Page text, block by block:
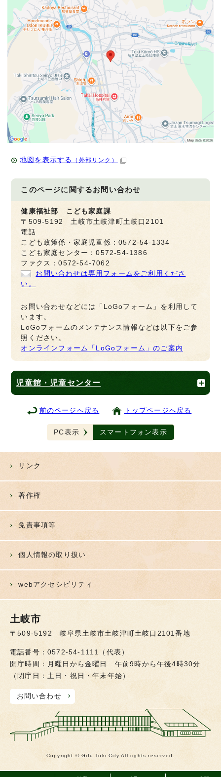
地図を表示する （外部リンク）
このページに関するお問い合わせ
健康福祉部 こども家庭課
〒509-5192 土岐市土岐津町土岐口2101
電話
こども政策係・家庭児童係：0572-54-1334
こども家庭センター：0572-54-1386
ファクス：0572-54-7062
お問い合わせは専用フォームをご利用くださ
い。
お問い合わせなどには「LoGoフォーム」を利用して
います。
LoGoフォームのメンテナンス情報などは以下をご参
照ください。
オンラインフォーム「LoGoフォーム」のご案内
児童館・児童センター
前のページへ戻る トップページへ戻る
PC表示 スマートフォン表示
リンク
著作権
免責事項等
個人情報の取り扱い
webアクセシビリティ
土岐市
〒509-5192 岐阜県土岐市土岐津町土岐口2101番地
電話番号：0572-54-1111（代表）
開庁時間：月曜日から金曜日 午前9時から午後4時30分
（閉庁日：土日・祝日・年末年始）
お問い合わせ
Copyright © Gifu Toki City All rights reserved.